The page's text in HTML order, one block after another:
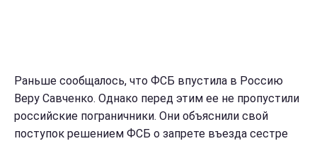
Раньше сообщалось, что ФСБ впустила в Россию
Веру Савченко. Однако перед этим ее не пропустили
российские пограничники. Они объяснили свой
поступок решением ФСБ о запрете въезда сестре